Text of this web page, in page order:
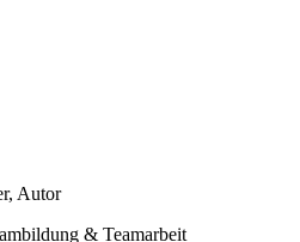
Autor
& Teamarbeit